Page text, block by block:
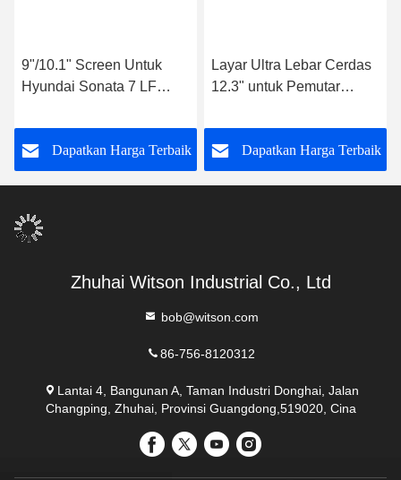
9"/10.1" Screen Untuk
Hyundai Sonata 7 LF
2017 Mobil Multimedia
StereoDapatkan Harga Terbaik
Layar Ultra Lebar Cerdas
12.3" untuk Pemutar
Sonata 7 LF 2014- 2017
Dapatkan Harga Terbaik
Zhuhai Witson Industrial Co., Ltd
bob@witson.com
86-756-8120312
Lantai 4, Bangunan A, Taman Industri Donghai, Jalan
Changping, Zhuhai, Provinsi Guangdong,519020, Cina